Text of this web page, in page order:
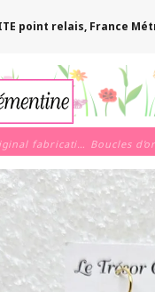
point relais, France